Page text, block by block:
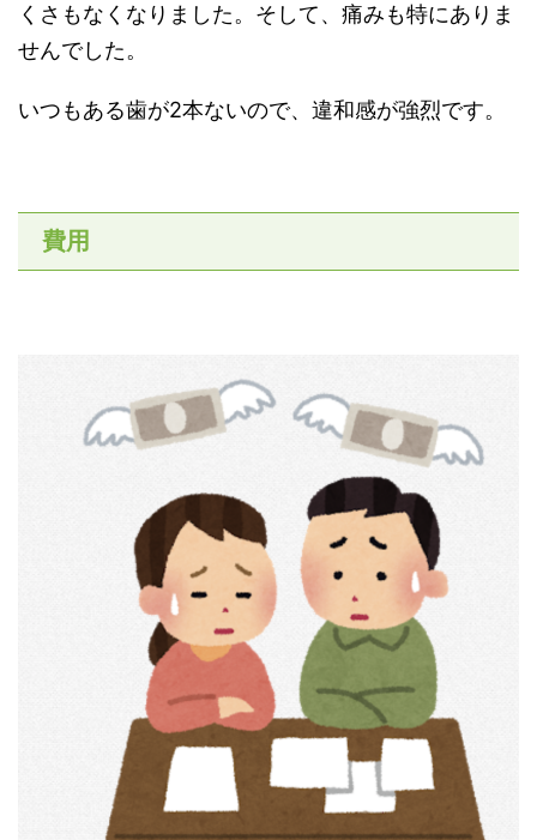
くさもなくなりました。そして、痛みも特にありま
せんでした。
いつもある歯が2本ないので、違和感が強烈です。
費用